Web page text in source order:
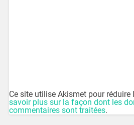
Ce site utilise Akismet pour réduire
savoir plus sur la façon dont les
commentaires sont traitées.